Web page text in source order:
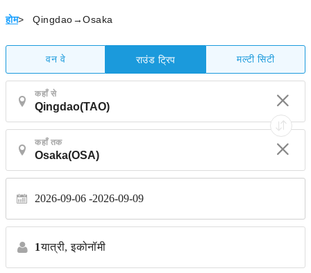
होम> Qingdao→Osaka
वन वे राउंड ट्रिप मल्टी सिटी
कहाँ से
कहाँ तक
2026-09-06 2026-09-09
1यात्री, इकोनॉमी